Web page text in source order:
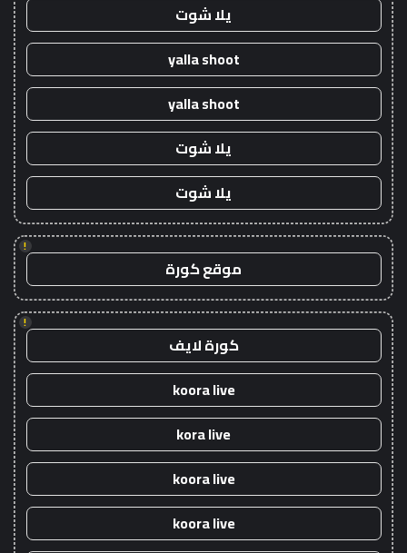
يلا شوت
yalla shoot
yalla shoot
يلا شوت
يلا شوت
!
موقع كورة
!
كورة لايف
koora live
kora live
koora live
koora live